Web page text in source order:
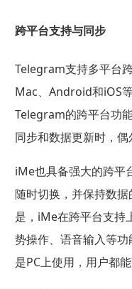
跨平台支持与同步
Telegram支持多平台
Mac、Android和iOS
Telegram的跨平台功
同步和数据更新时，偶
iMe也具备强大的跨平
随时切换，并保持数
是，iMe在跨平台支持
势操作、语音输入等
是PC上使用，用户都